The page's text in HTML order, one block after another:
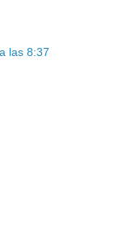
las 8:37